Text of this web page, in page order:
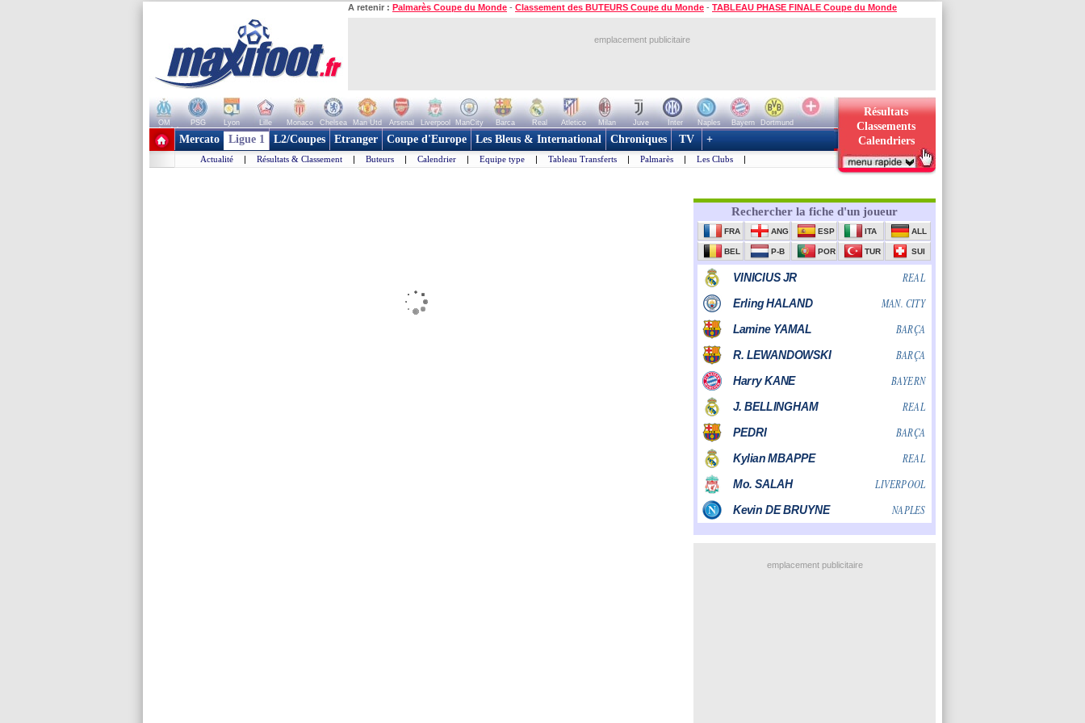
A retenir : Palmarès Coupe du Monde - Classement des BUTEURS Coupe du Monde - TABLEAU PHASE FINALE Coupe du Monde
emplacement publicitaire
OM PSG Lyon Lille Monaco Chelsea Man Utd Arsenal Liverpool ManCity Barca Real Atletico Milan Juve Inter Naples Bayern
Dortmund
+ de clubs
Résultats
Classements
Calendriers
Mercato Ligue 1 L2/Coupes Etranger Coupe d'Europe Les Bleus & International Chroniques TV +
Actualité | Résultats & Classement | Buteurs | Calendrier | Equipe type | Tableau Transferts | Palmarès | Les Clubs |
emplacement publicitaire